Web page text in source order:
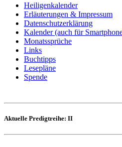
Heiligenkalender
Erläuterungen & Impressum
Datenschutzerklärung
Kalender (auch für
Monatssprüche
Links
Buchtipps
Lesepläne
Spende
Aktuelle Predigtreihe: II